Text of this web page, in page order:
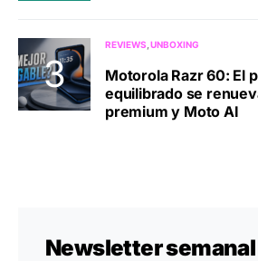
REVIEWS UNBOXING
Motorola Razr 60: El
equilibrado se
premium y Moto AI
Newsletter semanal